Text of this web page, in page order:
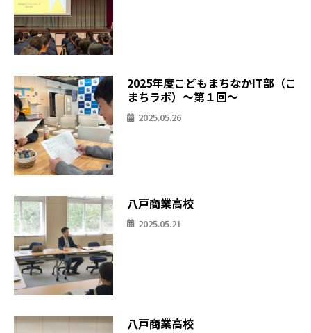
2025年度こどもまちなかIT部（こ
まちラボ）〜第１回〜
2025.05.26
八戸商業高校
2025.05.21
八戸商業高校